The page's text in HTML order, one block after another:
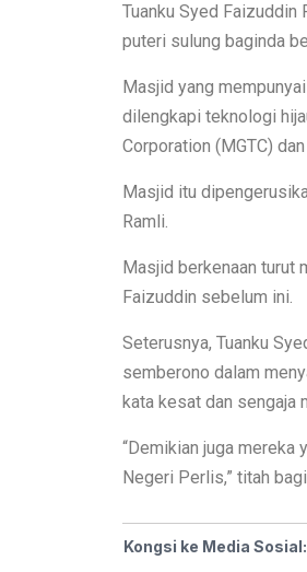
Tuanku Syed Faizuddin
puteri sulung baginda
Masjid yang
dilengkapi teknologi
Corporation (MGTC)
Masjid itu
Ramli.
Masjid berkenaan turut
Faizuddin sebelum ini.
Seterusnya, Tuanku
semberono dalam
kata kesat dan sengaja
“Demikian juga mereka
Negeri Perlis,” titah
Kongsi ke Media Sosial: